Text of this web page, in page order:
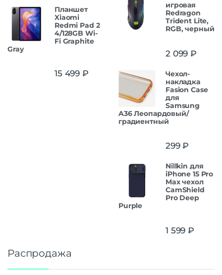
Планшет
Xiaomi
Redmi Pad 2
4/128GB Wi-
Fi Graphite
Gray
15 499 ₽
игровая
Redragon
Trident Lite,
RGB, черный
2 099 ₽
Чехол-
накладка
Fasion Case
для
Samsung
A36 Леопардовый/
градиентный
299₽
Nillkin для
iPhone 15 Pro
Max чехол
CamShield
Pro Deep
Purple
1 599 ₽
Распродажа